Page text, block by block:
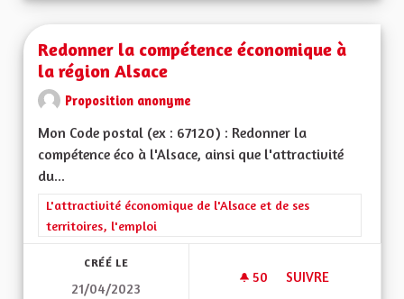
Redonner la compétence économique à
la région Alsace
Proposition anonyme
Mon Code postal (ex : 67120) : Redonner la
compétence éco à l'Alsace, ainsi que l'attractivité
du...
Filtrer les résultats de la catégorie : L'attractivité
L'attractivité économique de l'Alsace et de ses
territoires, l'emploi
CRÉÉ LE
21/04/2023
50 50 ABONNÉS
SUIVRE